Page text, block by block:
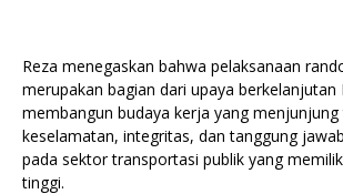
Reza menegaskan bahwa pelaksanaan
merupakan bagian dari upaya berkelanjutan
membangun budaya kerja yang menjunjung
keselamatan, integritas, dan tanggung
pada sektor transportasi publik yang
tinggi.